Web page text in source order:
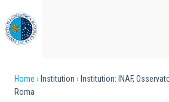
to
main
content
Breadcrumb
Home Institution
Institution: INAF,
Roma